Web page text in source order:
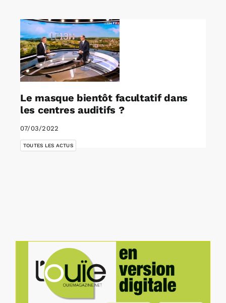
Rechercher:
Annonces emploi
Le masque bientôt facultatif dans
les centres auditifs ?
07/03/2022
TOUTES LES ACTUS